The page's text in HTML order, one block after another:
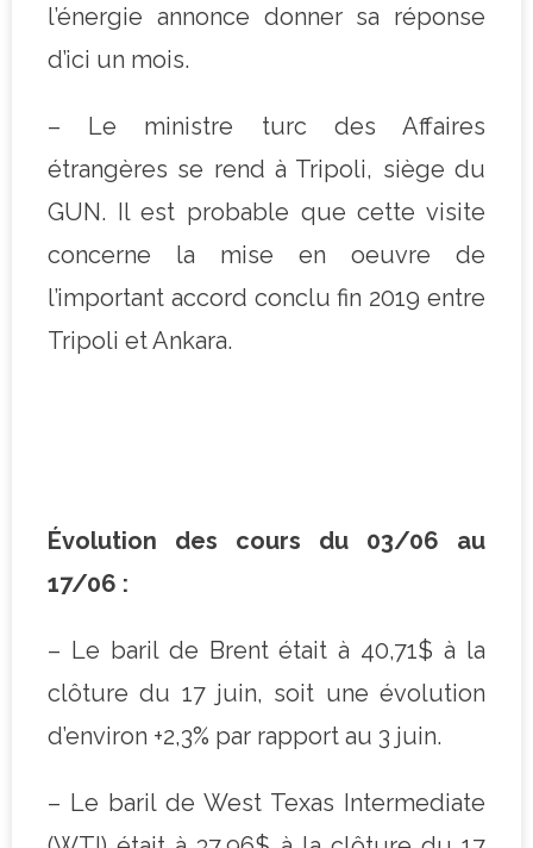
l’énergie annonce donner sa réponse
d’ici un mois.
– Le ministre turc des Affaires
étrangères se rend à Tripoli, siège du
GUN. Il est probable que cette visite
concerne la mise en oeuvre de
l’important accord conclu fin 2019 entre
Tripoli et Ankara.
Évolution des cours du 03/06 au
17/06 :
– Le baril de Brent était à 40,71$ à la
clôture du 17 juin, soit une évolution
d’environ +2,3% par rapport au 3 juin.
– Le baril de West Texas Intermediate